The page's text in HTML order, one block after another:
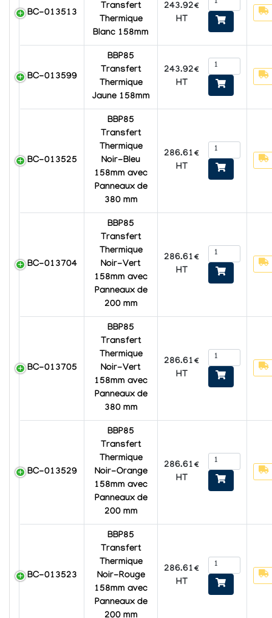
BC-013513
Transfert
Thermique
Blanc 158mm
243.92€
HT
BC-013599
BBP85
Transfert
Thermique
Jaune 158mm
243.92€
HT
BC-013525
BBP85
Transfert
Thermique
Noir-Bleu
158mm avec
Panneaux de
380 mm
286.61€
HT
BC-013704
BBP85
Transfert
Thermique
Noir-Vert
158mm avec
Panneaux de
200 mm
286.61€
HT
BC-013705
BBP85
Transfert
Thermique
Noir-Vert
158mm avec
Panneaux de
380 mm
286.61€
HT
BC-013529
BBP85
Transfert
Thermique
Noir-Orange
158mm avec
Panneaux de
200 mm
286.61€
HT
BC-013523
BBP85
Transfert
Thermique
Noir-Rouge
158mm avec
Panneaux de
286.61€
HT